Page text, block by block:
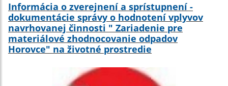
Informácia o zverejnení a sprístupnení -
dokumentácie správy o hodnotení vplyvov
navrhovanej činnosti " Zariadenie pre
materiálové zhodnocovanie odpadov
Horovce" na životné prostredie